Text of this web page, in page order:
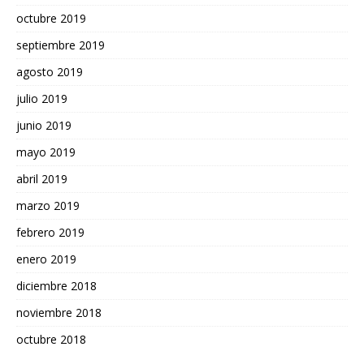
octubre 2019
septiembre 2019
agosto 2019
julio 2019
junio 2019
mayo 2019
abril 2019
marzo 2019
febrero 2019
enero 2019
diciembre 2018
noviembre 2018
octubre 2018